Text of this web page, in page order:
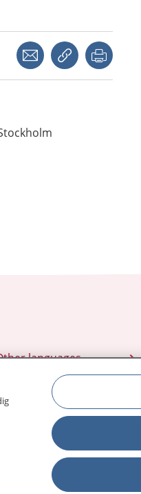
Dela via mejlKopiera länk
languages
Lättläst svenska